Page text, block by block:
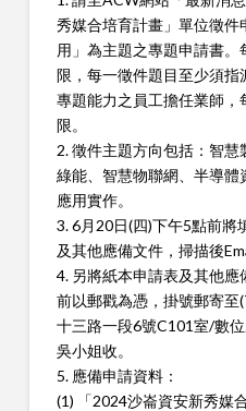
秀媒合培育計畫」單位徵
用」為主題之專題申請書
限，每一徵件題目至少須
專題能力之員工擔任業師，
限。
2. 徵件主題方向包括：智
綠能、智慧物聯網、半導
應用實作。
3. 6月20日(四)下午5點前將
及其他應備文件，掃描後
4. 另將紙本申請表及其他
前以郵戳為憑，掛號郵寄
十三路一段6號C101室/數
吳小姐收。
5. 應備申請資料：
(1) 「2024沙崙資安新秀媒